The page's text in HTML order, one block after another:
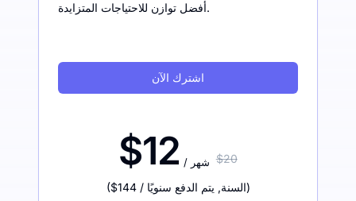
أفضل توازن للاحتياجات المتزايدة.
اشترك الآن
$12 / شهر $20
($144 / السنة, يتم الدفع سنويًا )